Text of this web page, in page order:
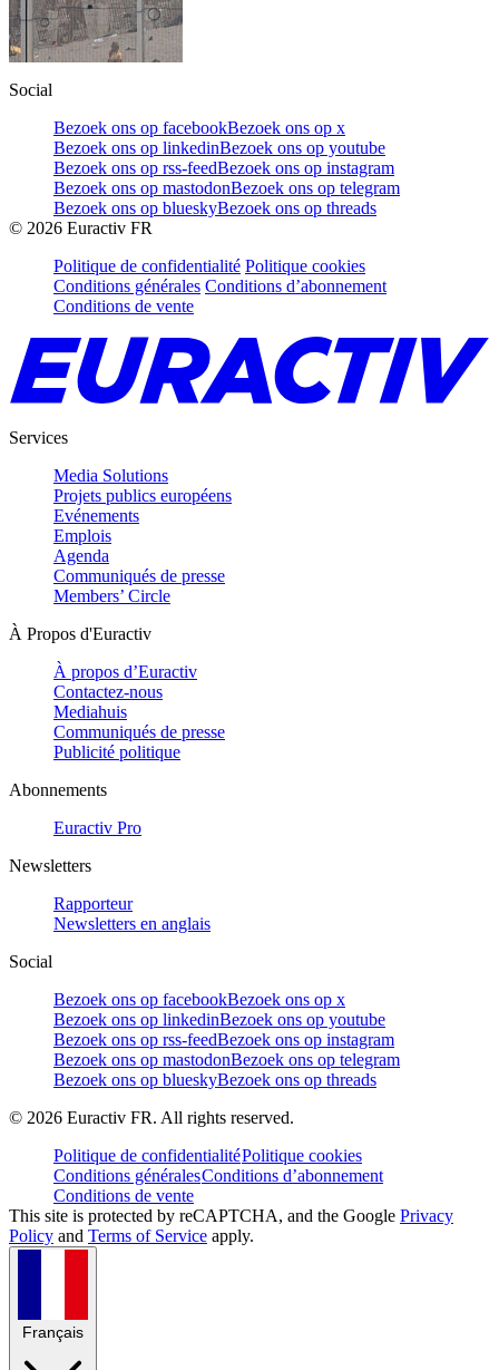
Social
Bezoek ons op facebookBezoek ons op x
Bezoek ons op linkedinBezoek ons op youtube
Bezoek ons op rss-feedBezoek ons op instagram
Bezoek ons op mastodonBezoek ons op telegram
Bezoek ons op blueskyBezoek ons op threads
© 2026 Euractiv FR
Politique de confidentialité Politique cookies
Conditions générales Conditions d’abonnement
Conditions de vente
Services
Media Solutions
Projets publics européens
Evénements
Emplois
Agenda
Communiqués de presse
Members’ Circle
À Propos d'Euractiv
À propos d’Euractiv
Contactez-nous
Mediahuis
Communiqués de presse
Publicité politique
Abonnements
Euractiv Pro
Newsletters
Rapporteur
Newsletters en anglais
Social
Bezoek ons op facebookBezoek ons op x
Bezoek ons op linkedinBezoek ons op youtube
Bezoek ons op rss-feedBezoek ons op instagram
Bezoek ons op mastodonBezoek ons op telegram
Bezoek ons op blueskyBezoek ons op threads
© 2026 Euractiv FR. All rights reserved.
Politique de confidentialitéPolitique cookies
Conditions généralesConditions d’abonnement
Conditions de vente
This site is protected by reCAPTCHA, and the Google Privacy
Policy and Terms of Service apply.
Français